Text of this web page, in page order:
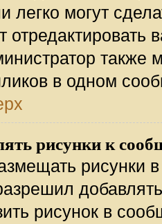
легко могут
также
в одном
рисунки к
рисунки
рисунок в